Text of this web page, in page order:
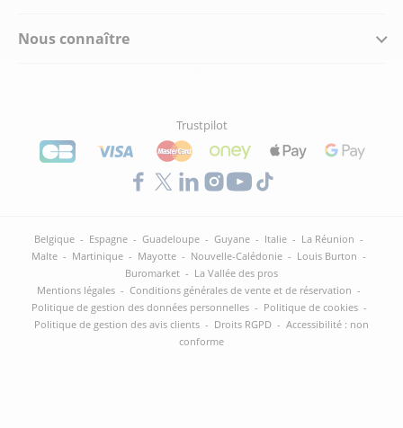
Nous connaître
Trustpilot
Belgique - Espagne - Guadeloupe - Guyane - Italie - La Réunion -
Malte - Martinique - Mayotte - Nouvelle-Calédonie - Louis Burton -
Buromarket - La Vallée des pros
Mentions légales - Conditions générales de vente et de réservation -
Politique de gestion des données personnelles - Politique de cookies -
Politique de gestion des avis clients - Droits RGPD - Accessibilité : non
conforme